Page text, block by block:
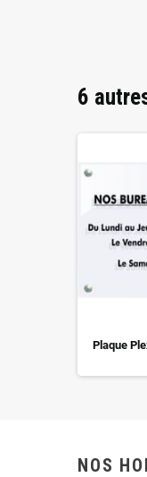
6
Plaque
NOS